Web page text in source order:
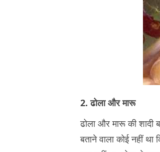
2. ढोला और मारू
ढोला और मारू की शादी
बताने वाला कोई नहीं